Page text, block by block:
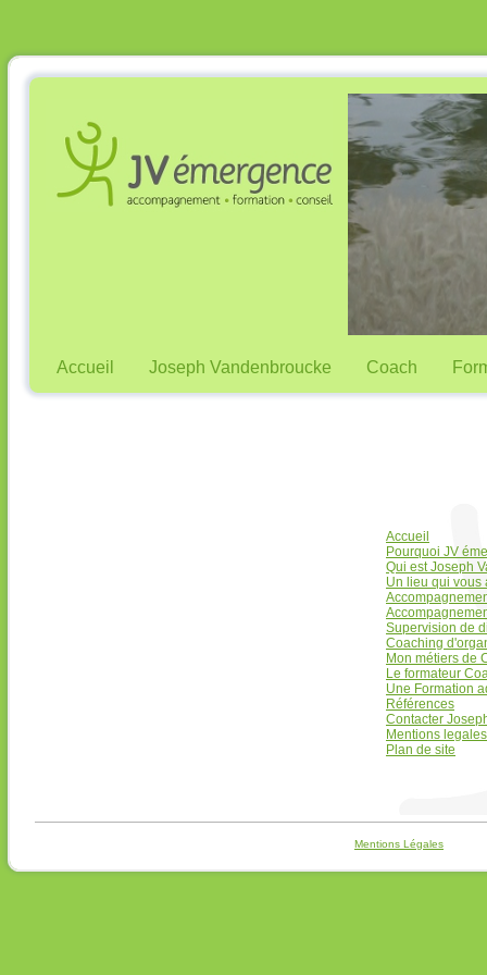
Accueil Joseph Vandenbroucke Coach
Accueil
Pourquoi JV
Qui est Joseph
Un lieu qui vous
Supervision de
Coaching
Mon métiers de
Le formateur
Une Formation
Références
Contacter
Mentions legales
Plan de site
Mentions Légales